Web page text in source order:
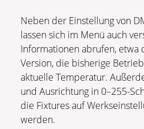
Neben der Einstellung von
lassen sich im Menü auch
Informationen abrufen, etwa
Version, die bisherige
aktuelle Temperatur.
und Ausrichtung in 0–255-
die Fixtures auf
werden.